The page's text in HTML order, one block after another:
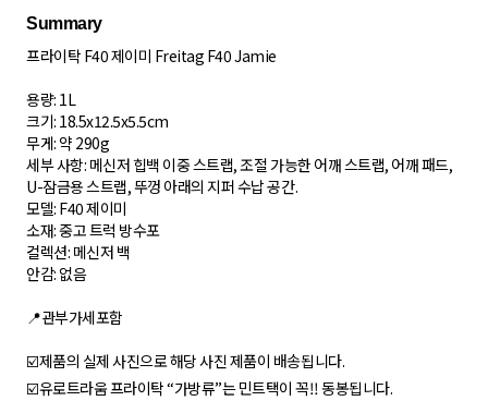
Summary
프라이탁 F40 제이미 Freitag F40 Jamie
용량: 1L
크기: 18.5x12.5x5.5cm
무게: 약 290g
세부 사항: 메신저 힙백 이중 스트랩, 조절 가능한 어깨 스트랩, 어깨 패드,
U-잠금용 스트랩, 뚜껑 아래의 지퍼 수납 공간.
모델: F40 제이미
소재: 중고 트럭 방수포
컬렉션: 메신저 백
안감: 없음
📍관부가세포함
☑️제품의 실제 사진으로 해당 사진 제품이 배송됩니다.
☑️유로트라움 프라이탁 “가방류”는 민트택이 꼭‼️ 동봉됩니다.